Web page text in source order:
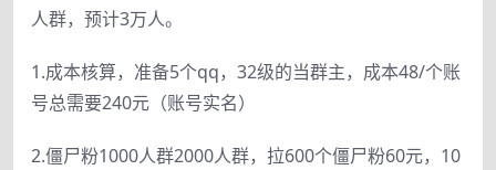
人群，预计3万人。
1.成本核算，准备5个qq，32级的当群主，成本48/个账
号总需要240元（账号实名）
2.僵尸粉1000人群2000人群，拉600个僵尸粉60元，10